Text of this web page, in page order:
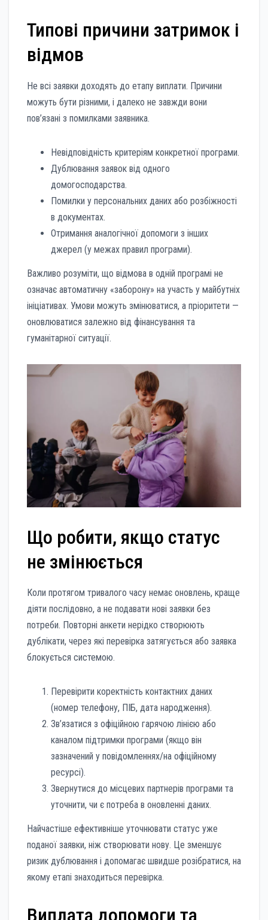
Типові причини затримок і
відмов
Не всі заявки доходять до етапу виплати. Причини
можуть бути різними, і далеко не завжди вони
пов’язані з помилками заявника.
Невідповідність критеріям конкретної програми.
Дублювання заявок від одного
домогосподарства.
Помилки у персональних даних або розбіжності
в документах.
Отримання аналогічної допомоги з інших
джерел (у межах правил програми).
Важливо розуміти, що відмова в одній програмі не
означає автоматичну «заборону» на участь у майбутніх
ініціативах. Умови можуть змінюватися, а пріоритети —
оновлюватися залежно від фінансування та
гуманітарної ситуації.
Що робити, якщо статус
не змінюється
Коли протягом тривалого часу немає оновлень, краще
діяти послідовно, а не подавати нові заявки без
потреби. Повторні анкети нерідко створюють
дублікати, через які перевірка затягується або заявка
блокується системою.
Перевірити коректність контактних даних
(номер телефону, ПІБ, дата народження).
Зв’язатися з офіційною гарячою лінією або
каналом підтримки програми (якщо він
зазначений у повідомленнях/на офіційному
ресурсі).
Звернутися до місцевих партнерів програми та
уточнити, чи є потреба в оновленні даних.
Найчастіше ефективніше уточнювати статус уже
поданої заявки, ніж створювати нову. Це зменшує
ризик дублювання і допомагає швидше розібратися, на
якому етапі знаходиться перевірка.
Виплата допомоги та